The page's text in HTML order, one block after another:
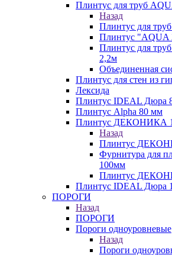
Плинтус для труб
Назад
Плинтус для
Плинтус "AQUA
Плинтус для
2,2м
Объединенная
Плинтус для стен из
Лексида
Плинтус IDEAL Дюра
Плинтус Alpha 80 мм
Плинтус ДЕКОНИКА
Назад
Плинтус
Фурнитура для
100мм
Плинтус
Плинтус IDEAL Дюра
ПОРОГИ
Назад
ПОРОГИ
Пороги одноуровневые
Назад
Пороги